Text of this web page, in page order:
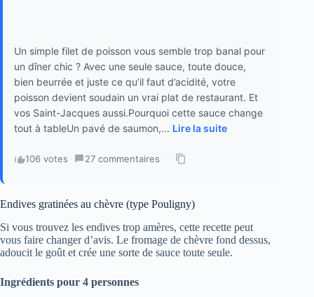
Un simple filet de poisson vous semble trop banal pour
un dîner chic ? Avec une seule sauce, toute douce,
bien beurrée et juste ce qu’il faut d’acidité, votre
poisson devient soudain un vrai plat de restaurant. Et
vos Saint-Jacques aussi.Pourquoi cette sauce change
tout à tableUn pavé de saumon,... Lire la suite
106 votes · 27 commentaires ·
Endives gratinées au chèvre (type Pouligny)
Si vous trouvez les endives trop amères, cette recette peut
vous faire changer d’avis. Le fromage de chèvre fond dessus,
adoucit le goût et crée une sorte de sauce toute seule.
Ingrédients pour 4 personnes